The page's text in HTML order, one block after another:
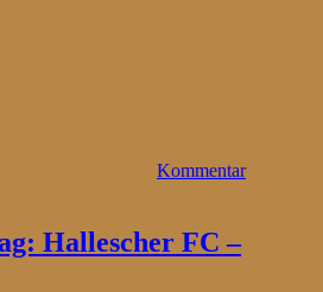
Kommentar
Hallescher FC –